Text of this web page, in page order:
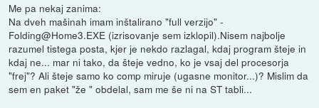
Me pa nekaj zanima:
Na dveh mašinah imam inštalirano "full verzijo" -
Folding@Home3.EXE (izrisovanje sem izklopil).Nisem najbolje
razumel tistega posta, kjer je nekdo razlagal, kdaj program šteje in
kdaj ne... mar ni tako, da šteje vedno, ko je vsaj del procesorja
"frej"? Ali šteje samo ko comp miruje (ugasne monitor...)? Mislim da
sem en paket "že " obdelal, sam me še ni na ST tabli...